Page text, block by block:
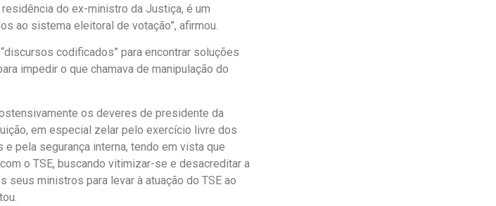
do ex-ministro da Justiça, é um
ao sistema eleitoral de votação”, afirmou.
codificados” para encontrar soluções
impedir o que chamava de manipulação do
os deveres de presidente da
em especial zelar pelo exercício livre dos
pela segurança interna, tendo em vista que
o TSE, buscando vitimizar-se e desacreditar a
ministros para levar à atuação do TSE ao